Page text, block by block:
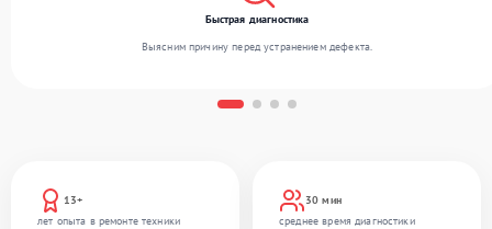
13+
лет опыта в ремонте техники
30 мин
среднее время диагностики
Быстрая диагностика
Выясним причину перед устранением дефекта.